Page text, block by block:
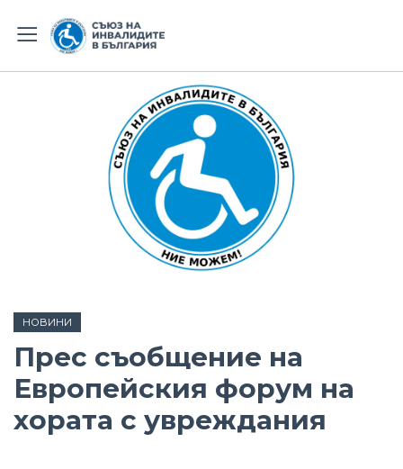
НОВИНИ
Прес съобщение на
Европейския форум на
хората с увреждания